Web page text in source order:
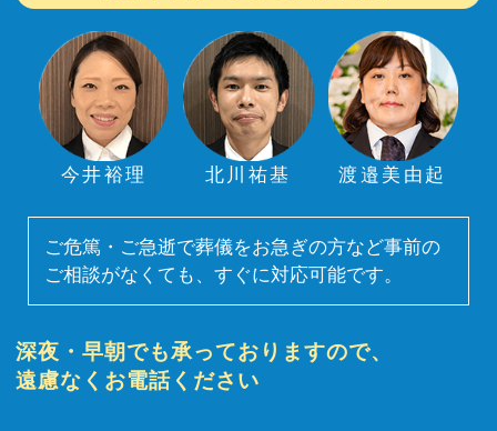
今井裕理 北川祐基 渡邉美由起
ご危篤・ご急逝で葬儀をお急ぎの方など事前の
ご相談がなくても、すぐに対応可能です。
深夜・早朝でも承っておりますので、
遠慮なくお電話ください